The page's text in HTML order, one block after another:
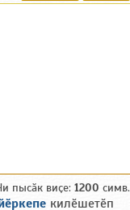
пысӑк виҫе: 1200 симв.
килӗшетӗп